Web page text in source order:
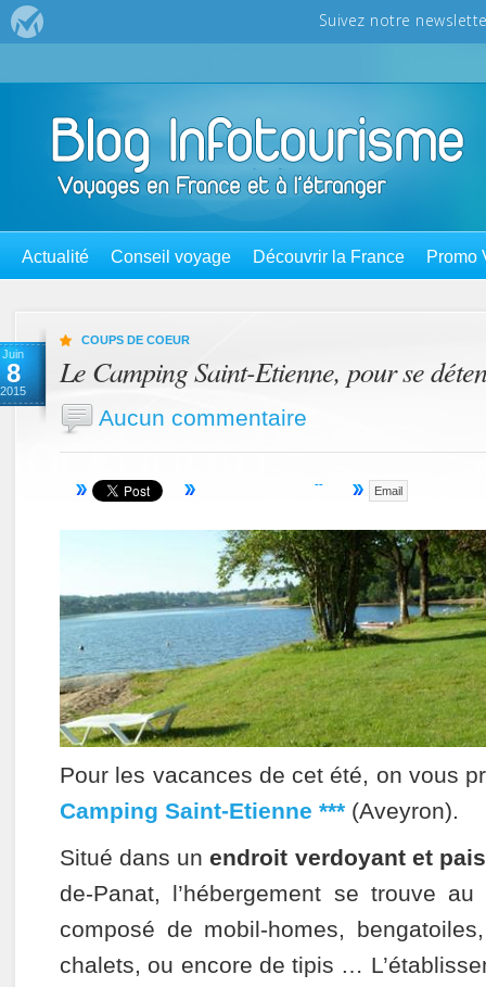
Actualité Conseil voyage Découvrir la France Promo
Juin
8
2015
COUPS DE COEUR
Le Camping Saint-Etienne, pour se
Aucun commentaire
Email
Pour les vacances de cet été, on vous
Camping Saint-Etienne *** (Aveyron).
Situé dans unendroit verdoyant et
de-Panat, l’hébergement se trouve
composé de mobil-homes,
chalets, ou encore de tipis …